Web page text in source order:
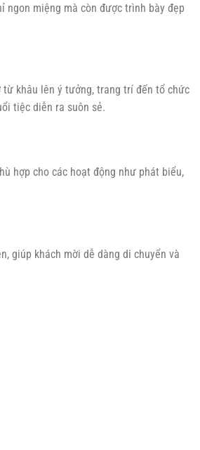
ngon miệng mà còn được trình bày đẹp
khâu lên ý tưởng, trang trí đến tổ chức
tiệc diễn ra suôn sẻ.
hợp cho các hoạt động như phát biểu,
giúp khách mời dễ dàng di chuyển và